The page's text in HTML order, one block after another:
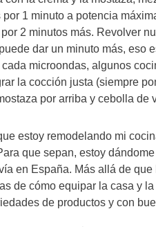
1 minuto a potencia
2 minutos más. Revolver
dar un minuto más, eso
microondas, algunos
la cocción justa (siempre
por arriba y cebolla de
estoy remodelando mi
que sepan, estoy
en España. Más allá de
de cómo equipar la casa y
de productos y con